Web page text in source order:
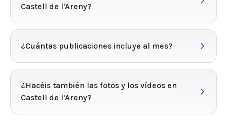
Castell de l'Areny?
¿Cuántas publicaciones incluye al mes?
¿Hacéis también las fotos y los vídeos en
Castell de l'Areny?